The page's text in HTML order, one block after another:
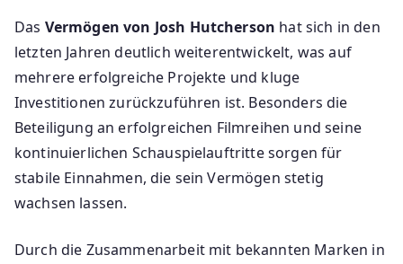
Das Vermögen von Josh Hutcherson hat sich in den
letzten Jahren deutlich weiterentwickelt, was auf
mehrere erfolgreiche Projekte und kluge
Investitionen zurückzuführen ist. Besonders die
Beteiligung an erfolgreichen Filmreihen und seine
kontinuierlichen Schauspielauftritte sorgen für
stabile Einnahmen, die sein Vermögen stetig
wachsen lassen.
Durch die Zusammenarbeit mit bekannten Marken in